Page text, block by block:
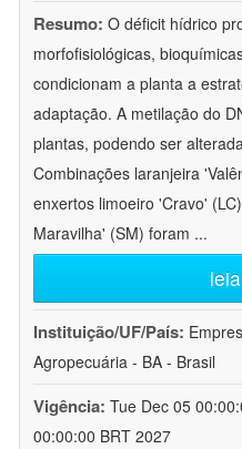
Resumo: O déficit hídrico
morfofisiológicas,
condicionam a planta a
adaptação. A metilação do
plantas, podendo ser
Combinações laranjeira
enxertos limoeiro 'Cravo'
Maravilha' (SM) foram ...
Instituição/UF/País:
Agropecuária - BA - Brasil
Vigência: Tue Dec 05
00:00:00 BRT 2027